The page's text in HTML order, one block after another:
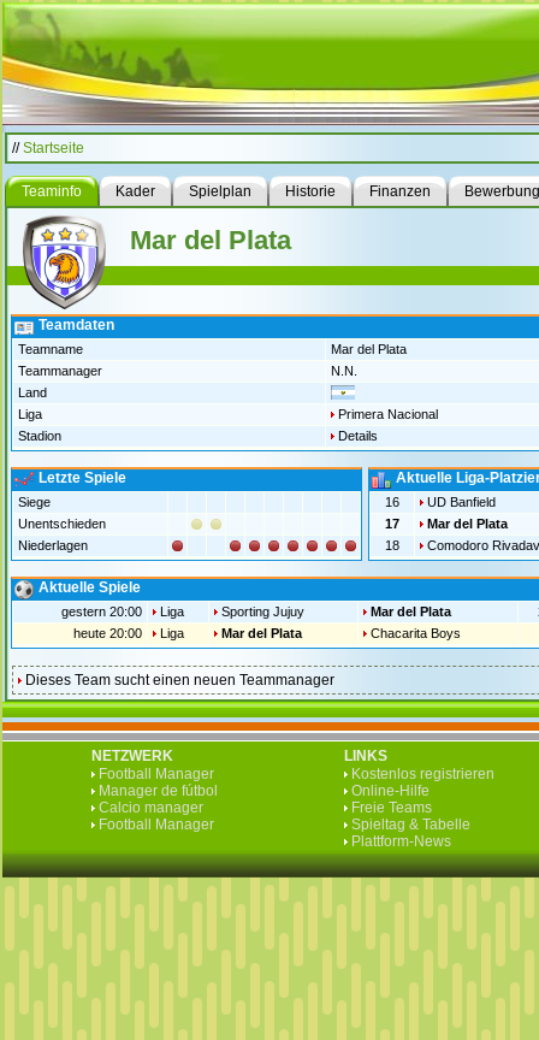
//Startseite
Teaminfo Kader Spielplan Historie Finanzen Bewerbung
Mar del Plata
Teamdaten
Teamname
Mar del Plata
Teammanager
N.N.
Land
Liga
Primera Nacional
Stadion
Details
Letzte Spiele
Siege
Unentschieden
Niederlagen
Aktuelle Liga-
16
UD Banfield
17
Mar del Plata
18
Comodoro
Aktuelle Spiele
gestern 20:00 Liga Sporting Jujuy Mar del Plata
heute 20:00
Liga Mar del Plata Chacarita Boys
Dieses Team sucht einen neuen Teammanager
NETZWERK
Football Manager
Manager de fútbol
Calcio manager
Football Manager
LINKS
Kostenlos registrieren
Online-Hilfe
Freie Teams
Spieltag & Tabelle
Plattform-News